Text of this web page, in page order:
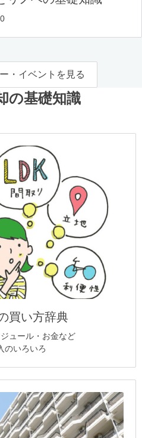
・イベントを見る
の基礎知識
買い方辞典
ュール・お金など
のいろいろ